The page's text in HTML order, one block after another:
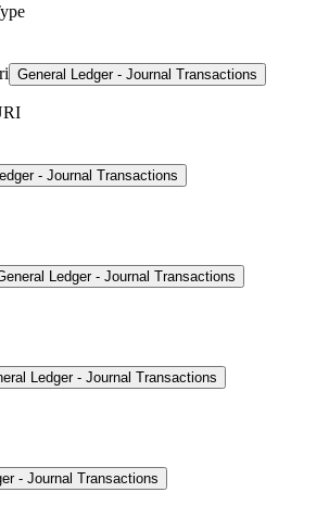
General Ledger - Journal Transactions
- Journal Transactions
Ledger - Journal Transactions
Ledger - Journal Transactions
- Journal Transactions